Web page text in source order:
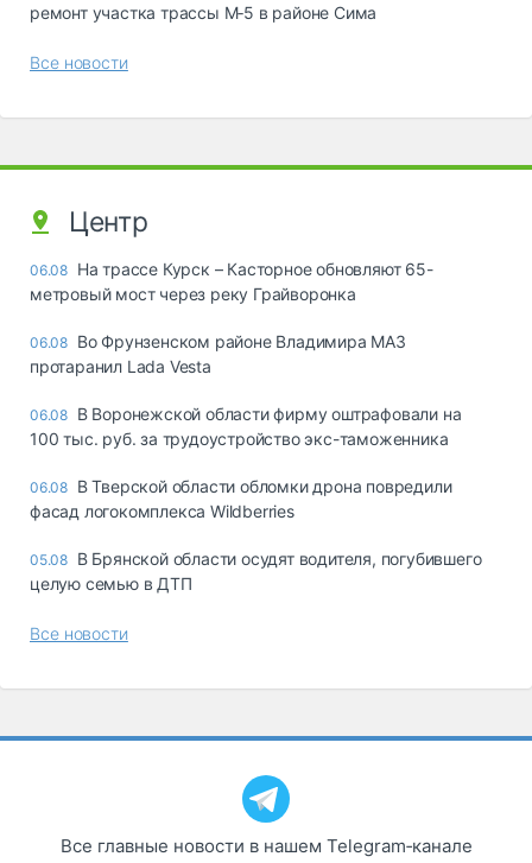
ремонт участка трассы М‑5 в районе Сима
Все новости
Центр
06.08 На трассе Курск – Касторное обновляют 65-
метровый мост через реку Грайворонка
06.08 Во Фрунзенском районе Владимира МАЗ
протаранил Lada Vesta
06.08 В Воронежской области фирму оштрафовали на
100 тыс. руб. за трудоустройство экс-таможенника
06.08 В Тверской области обломки дрона повредили
фасад логокомплекса Wildberries
05.08 В Брянской области осудят водителя, погубившего
целую семью в ДТП
Все новости
Все главные новости в нашем Telegram‑канале